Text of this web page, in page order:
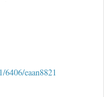
6406/eaan8821